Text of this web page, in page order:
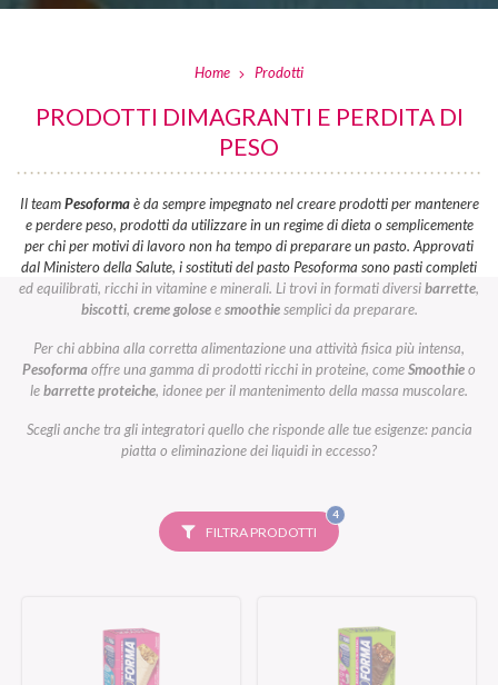
Home Prodotti
PRODOTTI DIMAGRANTI E PERDITA DI
PESO
Il teamPesoformaè da sempre impegnato nel creare prodotti per mantenere
e perdere peso, prodotti da utilizzare in un regime di dieta o semplicemente
per chi per motivi di lavoro non ha tempo di preparare un pasto. Approvati
dal Ministero della Salute, i sostituti del pasto Pesoforma sono pasti completi
ed equilibrati, ricchi in vitamine e minerali. Li trovi in formati diversibarrette,
biscotti, creme goloseesmoothiesemplici da preparare.
Per chi abbina alla corretta alimentazione una attività fisica più intensa,
Pesoformaoffre una gamma di prodotti ricchi in proteine, comeSmoothieo
lebarrette proteiche, idonee per il mantenimento della massa muscolare.
Scegli anche tra gli integratori quello che risponde alle tue esigenze: pancia
piatta o eliminazione dei liquidi in eccesso?
FILTRA PRODOTTI
4FILTRI
SELEZIONATI